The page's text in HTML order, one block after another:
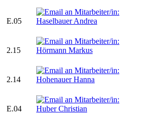
E.05
2.15
2.14
E.04